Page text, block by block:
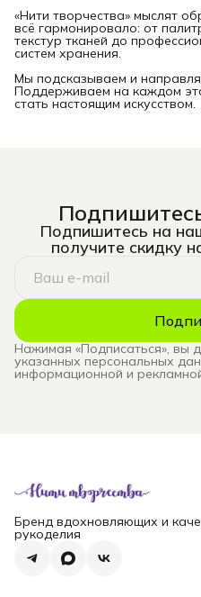
«Нити творчества» мыслят
всё гармонировало: от
текстур тканей до
систем хранения.
Мы подсказываем и
Поддерживаем на каждом
стать настоящим искусством.
Подпишитесь на
получите скидку
Нажимая «Подписаться», вы
указанных персональных
информационной и
Бренд вдохновляющих и
рукоделия